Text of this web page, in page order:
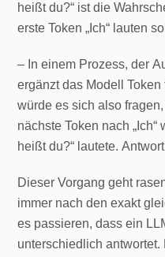
heißt du?“ ist die
erste Token „Ich“ lauten
– In einem Prozess, der
ergänzt das Modell
würde es sich also
nächste Token nach
heißt du?“ lautete.
Dieser Vorgang geht
immer nach den exakt
es passieren, dass ein
unterschiedlich